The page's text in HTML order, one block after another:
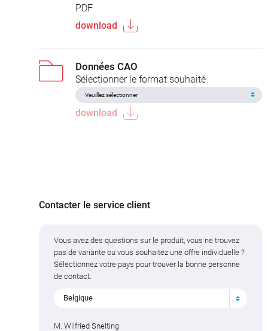
PDF
download
Données CAO
Sélectionner le format souhaité
download
Contacter le service client
Vous avez des questions sur le produit, vous ne trouvez
pas de variante ou vous souhaitez une offre individuelle ?
Sélectionnez votre pays pour trouver la bonne personne
de contact.
Belgique
M. Wilfried Snelting